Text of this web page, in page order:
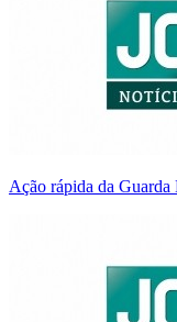
Ação rápida da Guarda